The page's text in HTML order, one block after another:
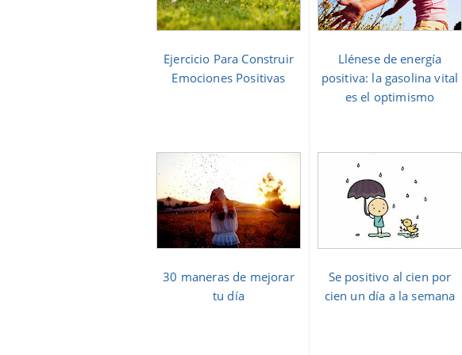
Ejercicio Para Construir
Emociones Positivas
Llénese de energía
positiva: la gasolina vital
es el optimismo
30 maneras de mejorar
tu día
Se positivo al cien por
cien un día a la semana